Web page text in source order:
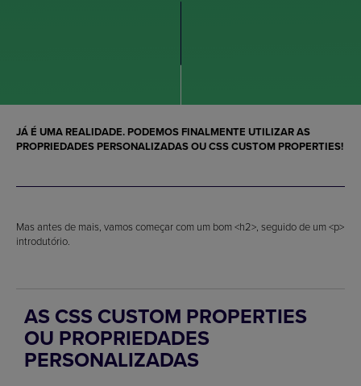
JÁ É UMA REALIDADE. PODEMOS FINALMENTE UTILIZAR AS
PROPRIEDADES PERSONALIZADASOUCSS CUSTOM PROPERTIES!
Mas antes de mais, vamos começar com um bom <h2>, seguido de um <p>
introdutório.
AS CSS CUSTOM PROPERTIES
OU PROPRIEDADES
PERSONALIZADAS